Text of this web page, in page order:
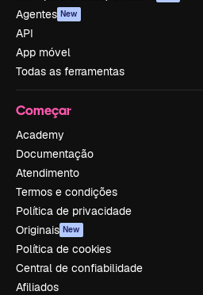
Agentes New
API
App móvel
Todas as ferramentas
Começar
Academy
Documentação
Atendimento
Termos e condições
Política de privacidade
Originais New
Política de cookies
Central de confiabilidade
Afiliados